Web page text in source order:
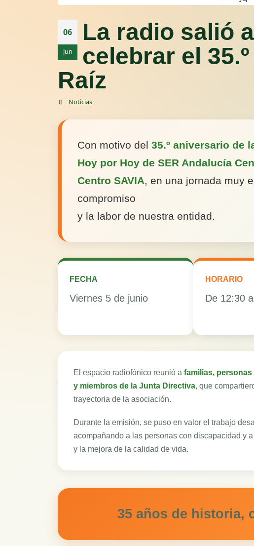
06
Jun
La radio salió
celebrar el
Raíz
Noticias
Con motivo del 35.º aniversario de
Hoy por Hoy de SER Andalucía
Centro SAVIA, en una jornada muy
compromiso
y la labor de nuestra entidad.
FECHA
Viernes 5 de junio
HORARIO
De 12:30
El espacio radiofónico reunió a familias,
y miembros de la Junta Directiva, que
trayectoria de la asociación.
Durante la emisión, se puso en valor el trabajo
acompañando a las personas con discapacidad y
y la mejora de la calidad de vida.
35 años de historia,